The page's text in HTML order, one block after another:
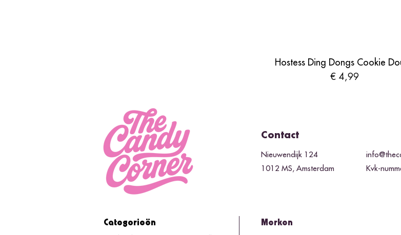
Hostess Ding Dongs Cookie
Prijs
€ 4,99
Contact
Nieuwendijk 124
1012 MS, Amsterdam
Kvk-
Categorieën Merken